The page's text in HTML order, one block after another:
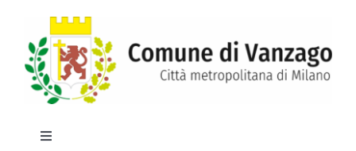
contenuto
Toggle